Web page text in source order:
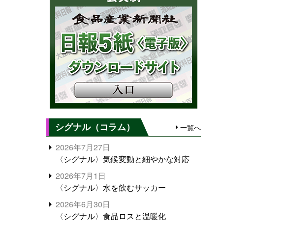
シグナル（コラム） 一覧へ
2026年7月27日
〈シグナル〉気候変動と細やかな対応
2026年7月1日
〈シグナル〉水を飲むサッカー
2026年6月30日
〈シグナル〉食品ロスと温暖化